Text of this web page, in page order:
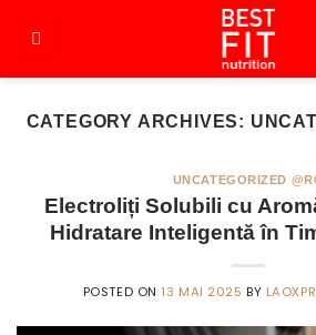
CATEGORY ARCHIVES:
UNCATEGORIZED
Electroliți Solubili cu
Hidratare Inteligentă în
POSTED ON13 MAI 2025 BY